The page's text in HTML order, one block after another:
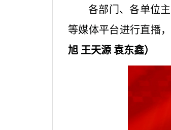
各部门、各单位
等媒体平台进行直播
旭 王天源 袁东鑫）